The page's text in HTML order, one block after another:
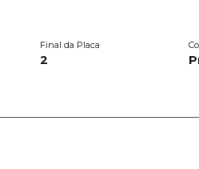
Final da Placa
2